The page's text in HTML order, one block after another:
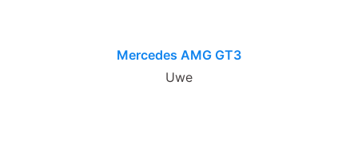
Mercedes AMG GT3
Uwe